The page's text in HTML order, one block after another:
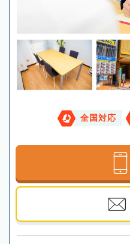
全国対応